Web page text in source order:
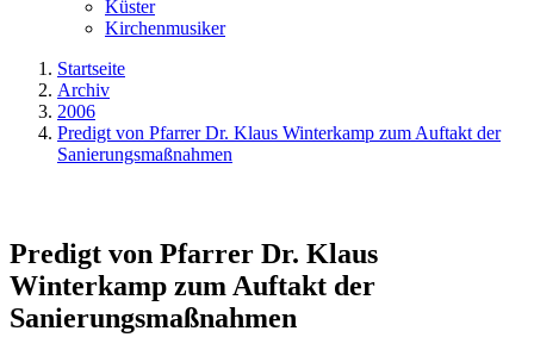
Küster
Kirchenmusiker
Startseite
Archiv
2006
Predigt von Pfarrer Dr. Klaus Winterkamp zum Auftakt der
Sanierungsmaßnahmen
Predigt von Pfarrer Dr. Klaus
Winterkamp zum Auftakt der
Sanierungsmaßnahmen